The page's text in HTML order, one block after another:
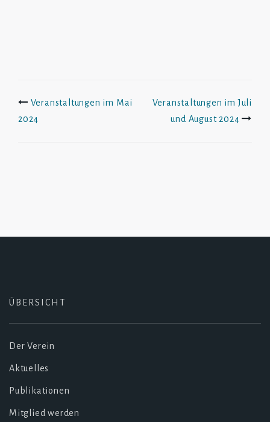
Beitrags-
Navigation
Veranstaltungen im Mai
2024
Veranstaltungen im Juli
und August 2024
ÜBERSICHT
Der Verein
Aktuelles
Publikationen
Mitglied werden